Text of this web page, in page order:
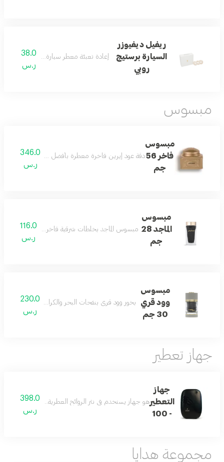
ريفيل ديفيوزر
السيارة برستيج
روبي
إعادة تعبئة معطر سيارة روبي بعبير فاخر
38.0
ر.س
مبسوس
مبسوس
فاخر 56
جم
دقة عود إيرين فاخرة معطرة بأفضل الخلطات الشرقية،
346.0
ر.س
مبسوس
الماجد 28
جم
مبسوس الماجد بخلطات شرقية فاخرة وكسر عود يمنح
116.0
ر.س
مبسوس
وود قري
30 جم
بخور وود قري بنفحات البحر والكراميل والجلد
230.0
ر.س
جهاز تعطير
جهاز
التعطير
- 100
هو جهاز يستخدم في نثر الروائح العطرية في جميع أنحاء الأماكن الصغيرة بمحيط ٣٠٠
398.0
ر.س
مجموعة هدايا